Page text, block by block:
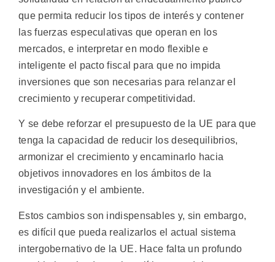
que permita reducir los tipos de interés y contener
las fuerzas especulativas que operan en los
mercados, e interpretar en modo flexible e
inteligente el pacto fiscal para que no impida
inversiones que son necesarias para relanzar el
crecimiento y recuperar competitividad.
Y se debe reforzar el presupuesto de la UE para que
tenga la capacidad de reducir los desequilibrios,
armonizar el crecimiento y encaminarlo hacia
objetivos innovadores en los ámbitos de la
investigación y el ambiente.
Estos cambios son indispensables y, sin embargo,
es difícil que pueda realizarlos el actual sistema
intergobernativo de la UE. Hace falta un profundo